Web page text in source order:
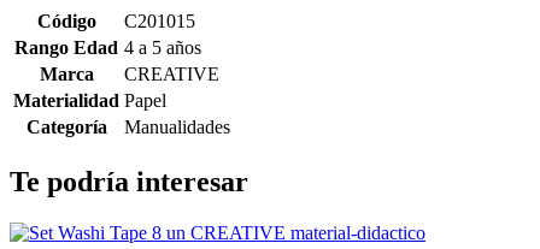
Código
C201015
Rango Edad 4 a 5 años
Marca
CREATIVE
Materialidad Papel
Categoría
Manualidades
Te podría interesar